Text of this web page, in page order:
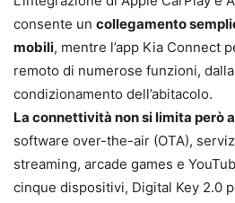
consente un collegamento
mobili, mentre l’app Kia Connect
remoto di numerose funzioni,
condizionamento dell’abitacolo.
La connettività non si limita però
software over-the-air (OTA),
streaming, arcade games e
cinque dispositivi, Digital Key 2.0